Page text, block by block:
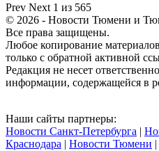
Prev Next 1 из 565
© 2026 - Новости Тюмени и
Все права защищены.
Любое копирование
только с обратной активной
Редакция не несет
информации, содержащейся в
Наши сайты партнеры:
Новости Санкт-Петербурга |
Краснодара | Новости Тюмени |